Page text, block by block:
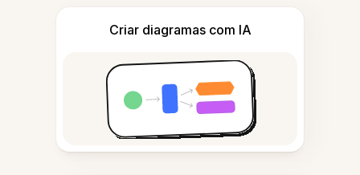
Criar diagramas com IA